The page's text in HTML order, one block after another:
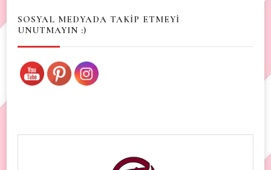
SOSYAL MEDYADA TAKİP ETMEYİ
UNUTMAYIN :)